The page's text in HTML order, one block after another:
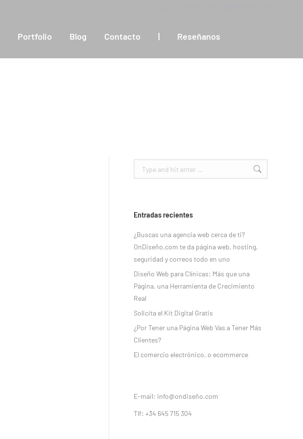
Portfolio Blog Contacto | Reseñanos
Search:
Entradas recientes
¿Buscas una agencia web cerca de ti?
OnDiseño.com te da página web, hosting,
seguridad y correos todo en uno
Diseño Web para Clínicas: Más que una
Página, una Herramienta de Crecimiento
Real
Solicita el Kit Digital Gratis
¿Por Tener una Página Web Vas a Tener Más
Clientes?
El comercio electrónico, o ecommerce
E-mail: info@ondiseño.com
Tlf: +34 645 715 304